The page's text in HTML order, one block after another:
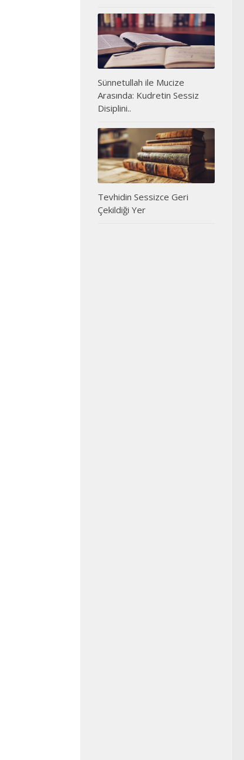
Sünnetullah ile Mucize
Arasında: Kudretin Sessiz
Disiplini..
Tevhidin Sessizce Geri
Çekildiği Yer